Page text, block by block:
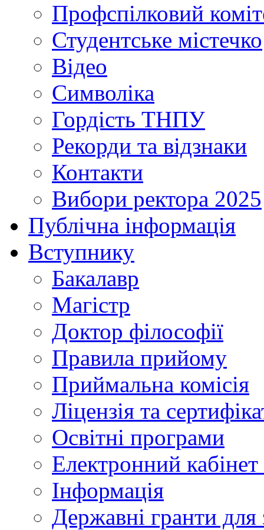
Профспілковий
Студентське містечко
Відео
Символіка
Гордість ТНПУ
Рекорди та відзнаки
Контакти
Вибори ректора 2025
Публічна інформація
Вступнику
Бакалавр
Магістр
Доктор філософії
Правила прийому
Приймальна комісія
Ліцензія та
Освітні програми
Електронний
Інформація
Державні гранти для